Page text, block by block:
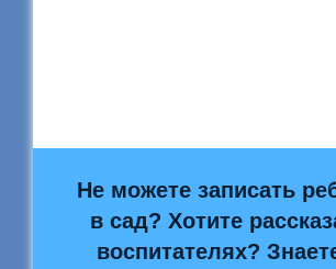
Не можете записать
в сад? Хотите
воспитателях?